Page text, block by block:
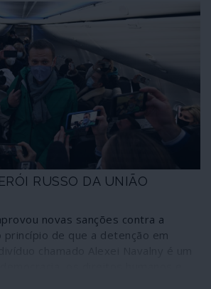
situação tão ou mais grave do
se encontrava quando a invasão
Além disso, e para que conste desde
convencionais não significa o
de operações por agressores ao
interesses expansionistas que
RUSSO DA UNIÃO
novas sanções contra a
princípio de que a detenção em